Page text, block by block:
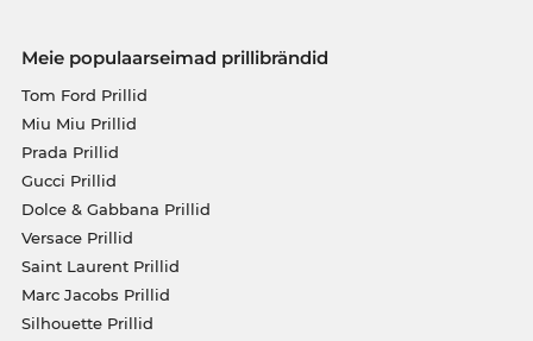
Meie populaarseimad prillibrändid
Tom Ford Prillid
Miu Miu Prillid
Prada Prillid
Gucci Prillid
Dolce & Gabbana Prillid
Versace Prillid
Saint Laurent Prillid
Marc Jacobs Prillid
Silhouette Prillid